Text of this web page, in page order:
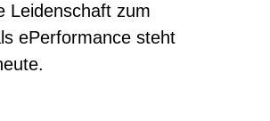
Leidenschaft zum
ePerformance steht